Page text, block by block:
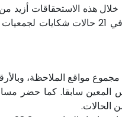
مكاتب التصويت (من أصل 2310 مكتب